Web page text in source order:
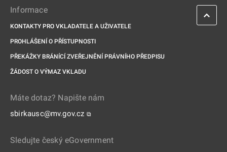
Informace
KONTAKTY PRO VKLADATELE A UŽIVATELE
PROHLÁŠENÍ O PŘÍSTUPNOSTI
PŘEKÁŽKY BRÁNÍCÍ ZVEŘEJNĚNÍ PRÁVNÍHO PŘEDPISU
ŽÁDOST O VÝMAZ VKLADU
Máte dotaz? Napište nám
sbirkausc@mv.gov.cz ⧉
Sledujte český eGovernment